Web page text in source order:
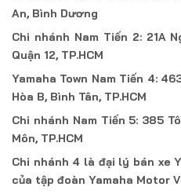
An, Bình Dương
Chi nhánh Nam Tiến 2: 21A
Quận 12, TP.HCM
Yamaha Town Nam Tiến 4:
Hòa B, Bình Tân, TP.HCM
Chi nhánh Nam Tiến 5: 385
Môn, TP.HCM
Chi nhánh 4 là đại lý bán xe
của tập đoàn Yamaha Motor